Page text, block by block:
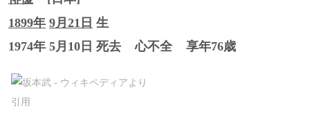
1899年 9月21日 生
1974年 5月10日 死去
心不全 享年76歳